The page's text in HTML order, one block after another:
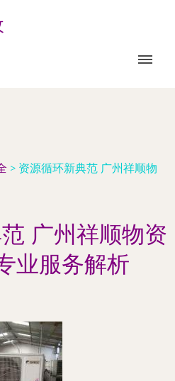
> 资源循环新典范 广州祥顺物
广州祥顺物资
业服务解析